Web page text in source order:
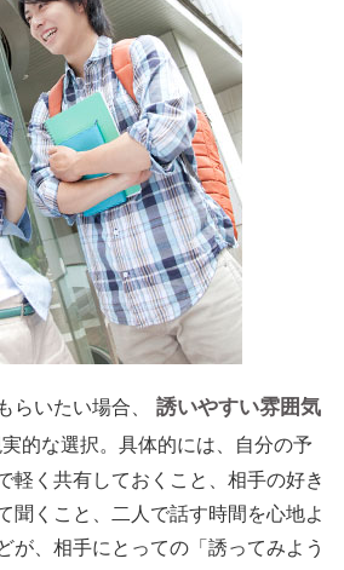
らいたい場合、
誘いやすい雰囲気
的な選択。具体的には、自分の予
軽く共有しておくこと、相手の好き
聞くこと、二人で話す時間を心地よ
が、相手にとっての「誘ってみよう